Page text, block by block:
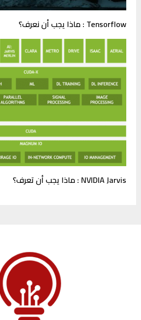
Tensorflow : ماذا يجب أن نعرف؟
NVIDIA Jarvis : ماذا يجب أن تعرف؟